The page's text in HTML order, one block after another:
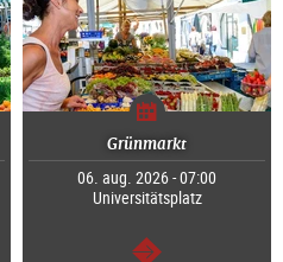
Grünmarkt
06. aug. 2026 - 07:00
Universitätsplatz